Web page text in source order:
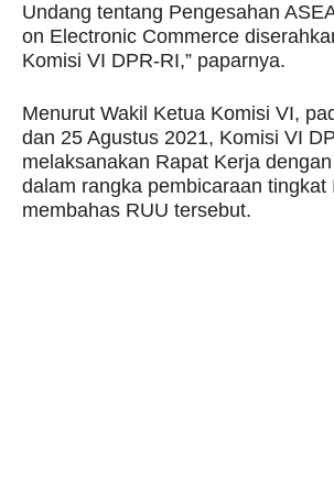
Undang tentang Pengesahan
on Electronic Commerce
Komisi VI DPR-RI,” paparnya.
Menurut Wakil Ketua Komisi VI,
dan 25 Agustus 2021, Komisi VI
melaksanakan Rapat Kerja
dalam rangka pembicaraan tingkat
membahas RUU tersebut.